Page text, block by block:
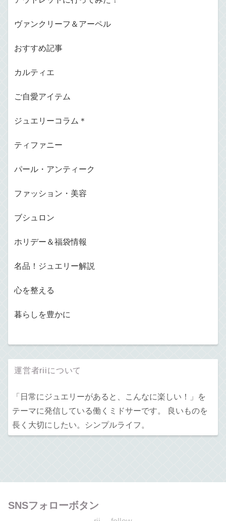
ヴァンクリーフ＆アーペル
おすすめ記事
カルティエ
ご自愛アイテム
ジュエリーコラム＊
ティファニー
パール・アンティーク
ファッション・美容
ブシュロン
ホリデー＆福袋情報
名品！ジュエリー解説
心を整える
暮らしを豊かに
運営者riiについて
「日常にジュエリーがあると、こんなに楽しい！」を
テーマに発信している働くミドサーです。 良いものを
長く大切にしたい。シンプルライフ。
SNSフォローボタン